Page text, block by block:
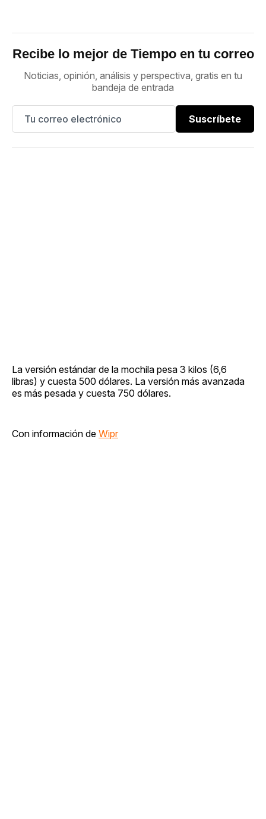
Recibe lo mejor de Tiempo en tu correo
Noticias, opinión, análisis y perspectiva, gratis en tu
bandeja de entrada
Suscríbete
La versión estándar de la mochila pesa 3 kilos (6,6
libras) y cuesta 500 dólares. La versión más avanzada
es más pesada y cuesta 750 dólares.
Con información de Wipr